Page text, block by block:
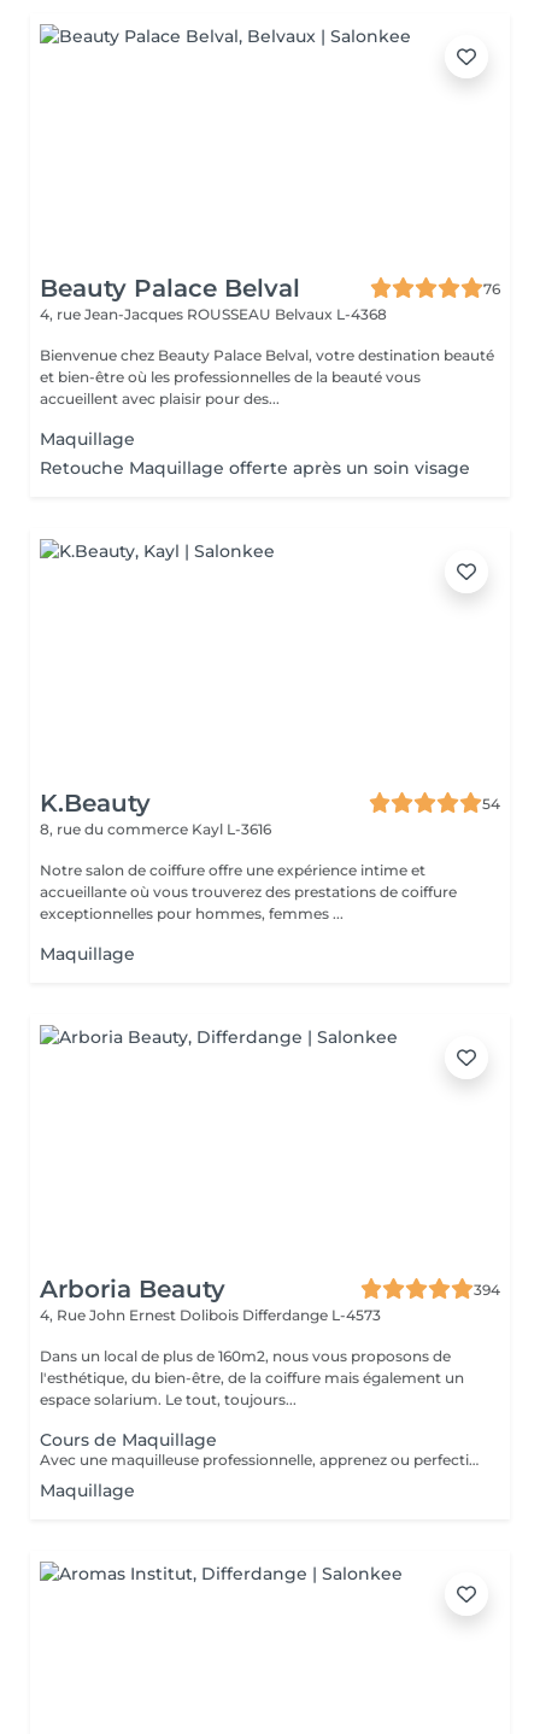
Beauty Palace Belval
76
4, rue Jean-Jacques ROUSSEAU Belvaux L-4368
Bienvenue chez Beauty Palace Belval, votre destination beauté
et bien-être où les professionnelles de la beauté vous
accueillent avec plaisir pour des...
Maquillage
Retouche Maquillage offerte après un soin visage
K.Beauty
54
8, rue du commerce Kayl L-3616
Notre salon de coiffure offre une expérience intime et
accueillante où vous trouverez des prestations de coiffure
exceptionnelles pour hommes, femmes ...
Maquillage
Arboria Beauty
394
4, Rue John Ernest Dolibois Differdange L-4573
Dans un local de plus de 160m2, nous vous proposons de
l'esthétique, du bien-être, de la coiffure mais également un
espace solarium. Le tout, toujours...
Cours de Maquillage
Avec une maquilleuse professionnelle, apprenez ou perfectionnez vos gestes pour un maquillage parfait. Nous determinerons egalement etape par etape le maquillage qui vous ira le mieux. Du fond de teint au rouge à levre, en passant par le maquillage des yeux ou le contouring, rien ne sera laissé au hasard.
Maquillage